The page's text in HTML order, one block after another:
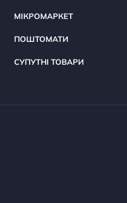
МІКРОМАРКЕТ
ПОШТОМАТИ
СУПУТНІ ТОВАРИ